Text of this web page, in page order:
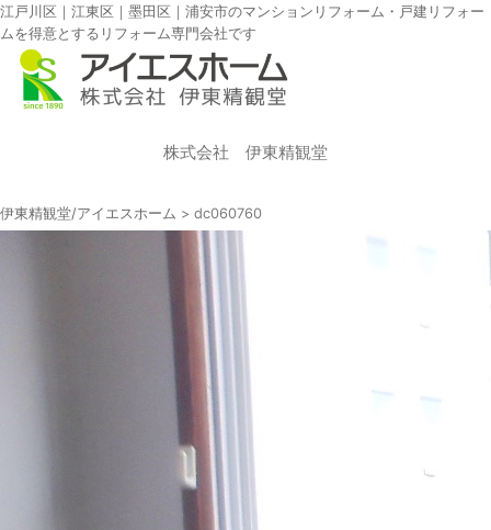
江戸川区｜江東区｜墨田区｜浦安市のマンションリフォーム・戸建リフォー
ムを得意とするリフォーム専門会社です
株式会社 伊東精観堂
伊東精観堂/アイエスホーム > dc060760